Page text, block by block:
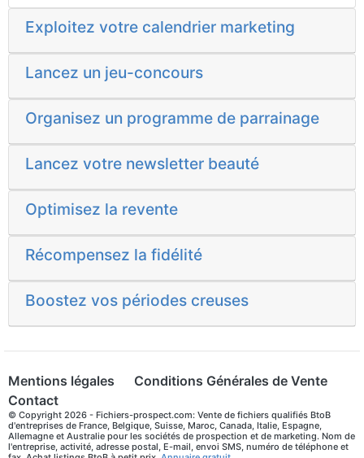
Exploitez votre calendrier marketing
Lancez un jeu-concours
Organisez un programme de parrainage
Lancez votre newsletter beauté
Optimisez la revente
Récompensez la fidélité
Boostez vos périodes creuses
Mentions légales
Conditions Générales de Vente
Contact
© Copyright 2026 - Fichiers-prospect.com: Vente de fichiers qualifiés BtoB
d'entreprises de France, Belgique, Suisse, Maroc, Canada, Italie, Espagne,
Allemagne et Australie pour les sociétés de prospection et de marketing. Nom de
l'entreprise, activité, adresse postal, E-mail, envoi SMS, numéro de téléphone et